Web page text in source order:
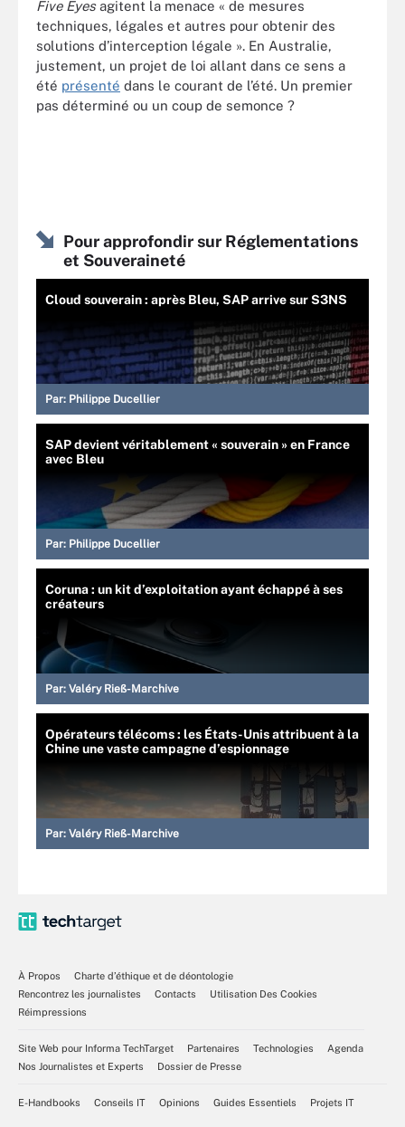
Five Eyesagitent la menace « de mesures
techniques, légales et autres pour obtenir des
solutions d’interception légale ». En Australie,
justement, un projet de loi allant dans ce sens a
été présenté dans le courant de l’été. Un premier
pas déterminé ou un coup de semonce ?
Pour approfondir sur Réglementations
et Souveraineté
Cloud souverain : après Bleu, SAP arrive sur S3NS
Par: Philippe Ducellier
SAP devient véritablement « souverain » en France
avec Bleu
Par: Philippe Ducellier
Coruna : un kit d’exploitation ayant échappé à ses
créateurs
Par: Valéry Rieß-Marchive
Opérateurs télécoms : les États-Unis attribuent à la
Chine une vaste campagne d’espionnage
Par: Valéry Rieß-Marchive
À Propos
Charte d’éthique et de déontologie
Rencontrez les journalistes
Contacts
Utilisation Des Cookies
Réimpressions
Site Web pour Informa TechTarget Partenaires Technologies
Agenda
Nos Journalistes et Experts
Dossier de Presse
E-Handbooks Conseils IT Opinions Guides Essentiels Projets IT